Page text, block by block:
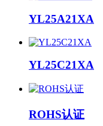
YL25A21XA
YL25C21XA
ROHS认证